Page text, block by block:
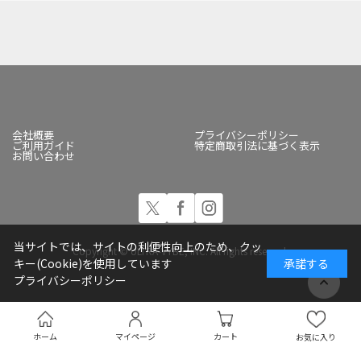
ホーム マイページ カート お気に入り
会社概要 プライバシーポリシー
ご利用ガイド 特定商取引法に基づく表示
お問い合わせ
Copyright © ULTRA-VYBE, INC. All rights reserved.
当サイトでは、サイトの利便性向上のため、クッ
キー(Cookie)を使用しています
プライバシーポリシー
承諾する